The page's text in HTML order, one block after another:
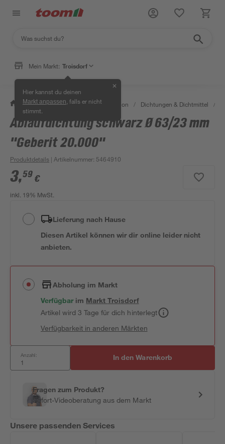
Mein Markt: Troisdorf
Hier kannst du deinen
Markt anpassen , falls er nicht
stimmt.
✕
/ Bad & Sanitär / Sanitärinstallation / Dichtungen & Dichtmittel /
Ablaufdichtung schwarz Ø 63/23 mm
"Geberit 20.000"
Produktdetails | Artikelnummer: 5464910
3,59 €
inkl. 19% MwSt.
Lieferung nach Hause
Diesen Artikel können wir dir online leider nicht
anbieten.
Abholung im Markt
Verfügbar im MarktTroisdorf
Artikel wird 3 Tage für dich hinterlegt
Verfügbarkeit in anderen Märkten
Anzahl: In den Warenkorb
Fragen zum Produkt?
Sofort-Videoberatung aus dem Markt
Unsere passenden Services